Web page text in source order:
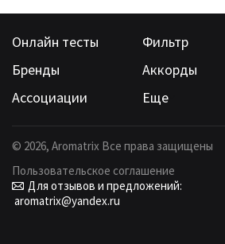
Онлайн тесты Фильтр
Бренды
Аккорды
Ассоциации
Еще
© 2026, Aromatrix Все права защищены
Пользовательское соглашение
Для отзывов и предложений:
aromatrix@yandex.ru